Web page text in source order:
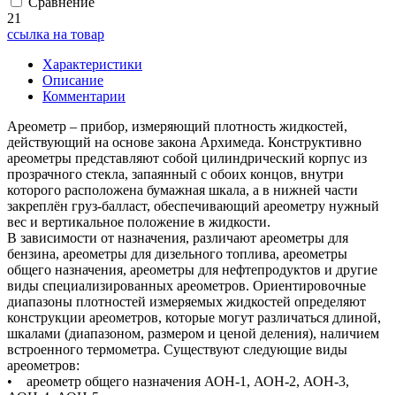
21
ссылка на товар
Характеристики
Описание
Комментарии
Ареометр – прибор, измеряющий плотность жидкостей,
действующий на основе закона Архимеда. Конструктивно
ареометры представляют собой цилиндрический корпус из
прозрачного стекла, запаянный с обоих концов, внутри
которого расположена бумажная шкала, а в нижней части
закреплён груз-балласт, обеспечивающий ареометру нужный
вес и вертикальное положение в жидкости.
В зависимости от назначения, различают ареометры для
бензина, ареометры для дизельного топлива, ареометры
общего назначения, ареометры для нефтепродуктов и другие
виды специализированных ареометров. Ориентировочные
диапазоны плотностей измеряемых жидкостей определяют
конструкции ареометров, которые могут различаться длиной,
шкалами (диапазоном, размером и ценой деления), наличием
встроенного термометра. Существуют следующие виды
ареометров:
• ареометр общего назначения АОН-1, АОН-2, АОН-3,